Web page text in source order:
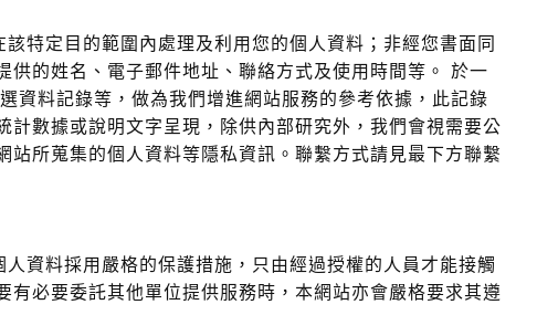
特定目的範圍內處理及利用您的個人資料；非經您書面同
的姓名、電子郵件地址、聯絡方式及使用時間等。 於一
資料記錄等，做為我們增進網站服務的參考依據，此記錄
數據或說明文字呈現，除供內部研究外，我們會視需要公
所蒐集的個人資料等隱私資訊。聯繫方式請見最下方聯繫
資料採用嚴格的保護措施，只由經過授權的人員才能接觸
必要委託其他單位提供服務時，本網站亦會嚴格要求其遵